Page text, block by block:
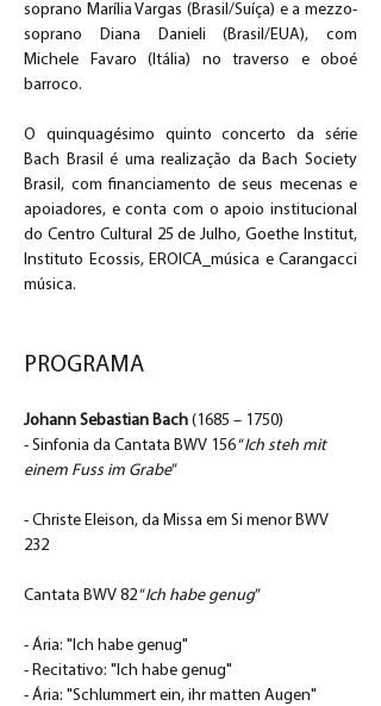
soprano Marília Vargas (Brasil/Suíça) e a mezzo-
soprano Diana Danieli (Brasil/EUA), com
Michele Favaro (Itália) no traverso e oboé
barroco.
O quinquagésimo quinto concerto da série
Bach Brasil é uma realização da Bach Society
Brasil, com financiamento de seus mecenas e
apoiadores, e conta com o apoio institucional
do Centro Cultural 25 de Julho, Goethe Institut,
Instituto Ecossis, EROICA_música e Carangacci
música.
PROGRAMA
Johann Sebastian Bach (1685 – 1750)
- Sinfonia da Cantata BWV 156 “Ich steh mit
einem Fuss im Grabe”
- Christe Eleison, da Missa em Si menor BWV
Cantata BWV 82 “Ich habe genug”
- Ária: "Ich habe genug"
- Recitativo: "Ich habe genug"
- Ária: "Schlummert ein, ihr matten Augen"